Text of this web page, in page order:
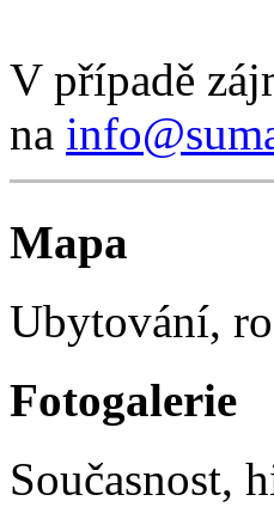
V případě
na
Mapa
Ubytování,
Fotogalerie
Současnost,